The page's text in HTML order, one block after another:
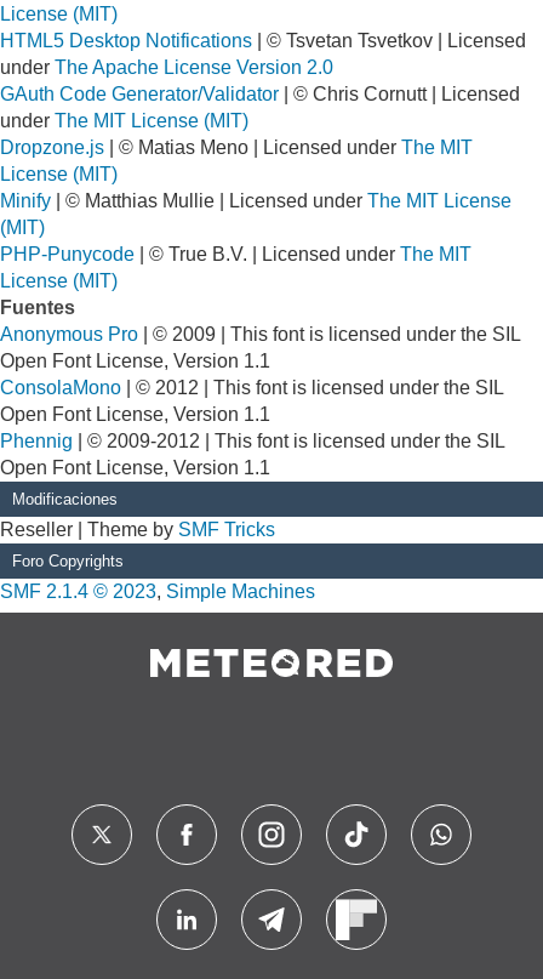
License (MIT)
HTML5 Desktop Notifications | © Tsvetan Tsvetkov | Licensed
under The Apache License Version 2.0
GAuth Code Generator/Validator | © Chris Cornutt | Licensed
under The MIT License (MIT)
Dropzone.js | © Matias Meno | Licensed under The MIT
License (MIT)
Minify | © Matthias Mullie | Licensed under The MIT License
(MIT)
PHP-Punycode | © True B.V. | Licensed under The MIT
License (MIT)
Fuentes
Anonymous Pro | © 2009 | This font is licensed under the SIL
Open Font License, Version 1.1
ConsolaMono | © 2012 | This font is licensed under the SIL
Open Font License, Version 1.1
Phennig | © 2009-2012 | This font is licensed under the SIL
Open Font License, Version 1.1
Modificaciones
Reseller | Theme by SMF Tricks
Foro Copyrights
SMF 2.1.4 © 2023, Simple Machines